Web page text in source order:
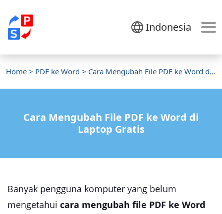
Indonesia
Home > PDF ke Word > Cara Mengubah File PDF ke Word di Laptop
Cara Mengubah File PDF ke Word di
Laptop Gratis
Banyak pengguna komputer yang belum
mengetahui cara mengubah file PDF ke Word